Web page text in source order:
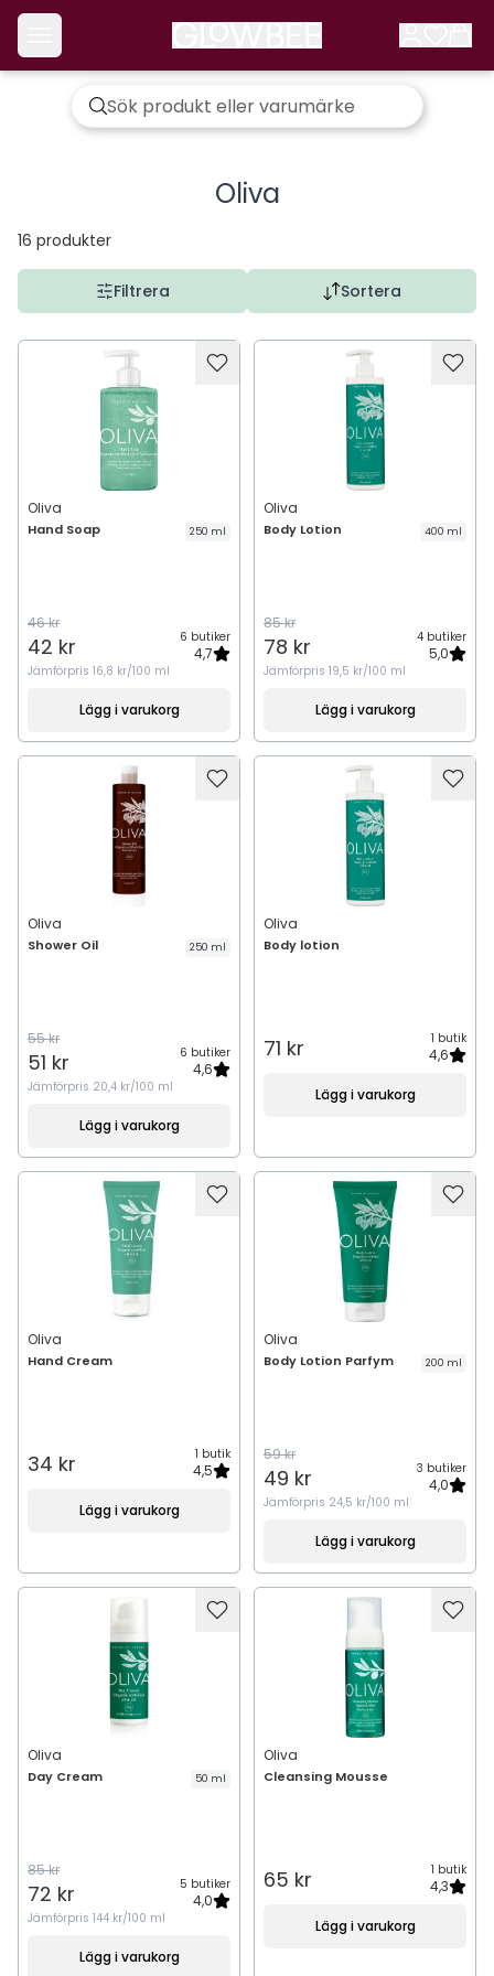
Oliva
16 produkter
Filtrera Sortera
Oliva
Hand Soap 250 ml
46 kr
42 kr 6 butiker
4,7
Jämförpris 16,8 kr/100 ml
Lägg i varukorg
Oliva
Body Lotion 400 ml
85 kr
78 kr 4 butiker
5,0
Jämförpris 19,5 kr/100 ml
Lägg i varukorg
Oliva
Shower Oil 250 ml
55 kr
51 kr 6 butiker
4,6
Jämförpris 20,4 kr/100 ml
Lägg i varukorg
Oliva
Body lotion
71 kr 1 butik
4,6
Lägg i varukorg
Oliva
Hand Cream
34 kr 1 butik
4,5
Lägg i varukorg
Oliva
Body Lotion Parfym 200 ml
59 kr
49 kr 3 butiker
4,0
Jämförpris 24,5 kr/100 ml
Lägg i varukorg
Oliva
Day Cream 50 ml
85 kr
72 kr 5 butiker
4,0
Jämförpris 144 kr/100 ml
Lägg i varukorg
Oliva
Cleansing Mousse
65 kr 1 butik
4,3
Lägg i varukorg